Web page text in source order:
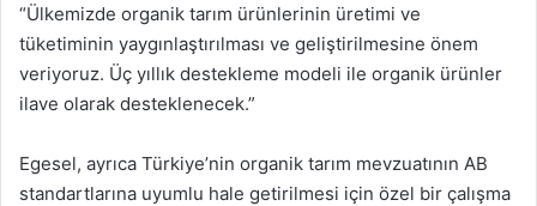
“Ülkemizde organik tarım ürünlerinin üretimi ve
tüketiminin yaygınlaştırılması ve geliştirilmesine önem
veriyoruz. Üç yıllık destekleme modeli ile organik ürünler
ilave olarak desteklenecek.”
Egesel, ayrıca Türkiye’nin organik tarım mevzuatının AB
standartlarına uyumlu hale getirilmesi için özel bir çalışma